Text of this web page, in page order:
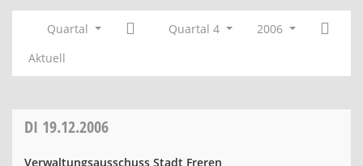
Quartal Quartal 4
2006
Aktuell
DI 19.12.2006
Verwaltungsausschuss Stadt Freren